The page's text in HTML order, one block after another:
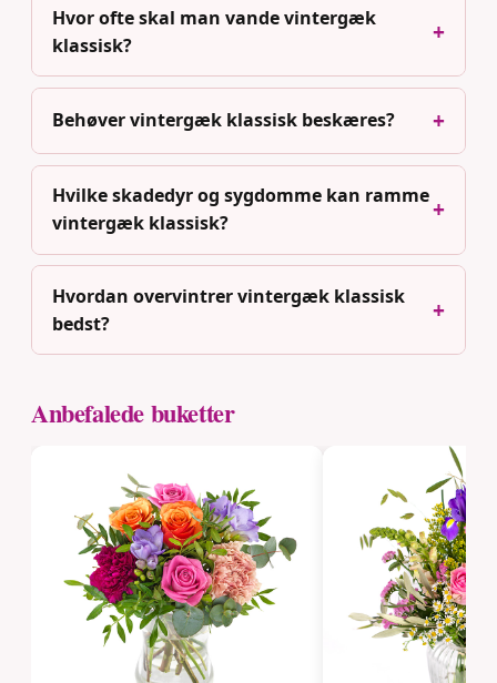
Hvor ofte skal man vande vintergæk
klassisk?
Behøver vintergæk klassisk beskæres?
Hvilke skadedyr og sygdomme kan ramme
vintergæk klassisk?
Hvordan overvintrer vintergæk klassisk
bedst?
Anbefalede buketter